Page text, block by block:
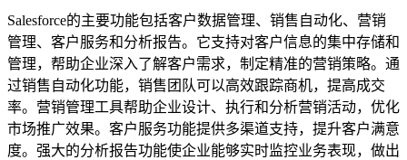
Salesforce的主要功能包括客户数据管理、销售自动化、营销
管理、客户服务和分析报告。它支持对客户信息的集中存储和
管理，帮助企业深入了解客户需求，制定精准的营销策略。通
过销售自动化功能，销售团队可以高效跟踪商机，提高成交
率。营销管理工具帮助企业设计、执行和分析营销活动，优化
市场推广效果。客户服务功能提供多渠道支持，提升客户满意
度。强大的分析报告功能使企业能够实时监控业务表现，做出